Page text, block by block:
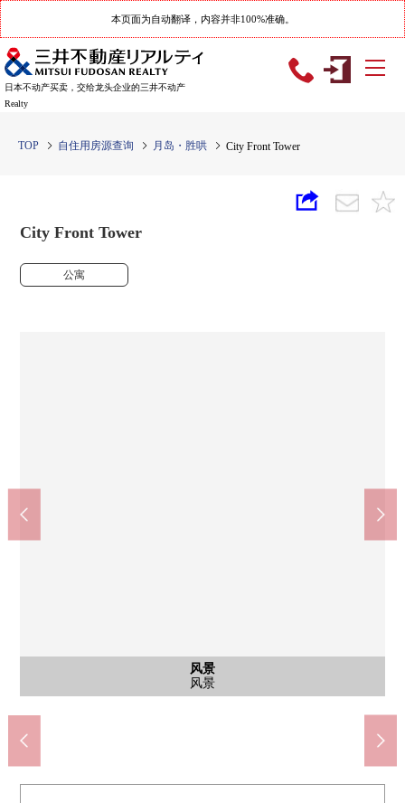
本页面为自动翻译，内容并非100%准确。
日本不动产买卖，交给龙头企业的三井不动产
Realty
TOP 自住用房源查询 月岛・胜哄 City Front Tower
City Front Tower
公寓
风景
风景
客厅
客厅
客厅
客厅
客厅
客厅
厨房
厨房
厨房
厨房
厨房
西式房间
约5.8张塌塌米西式房间
西式房间
约5.8张塌塌米西式房间
西式房间
约5.6张塌塌米西式房间
西式房间
约5.6张塌塌米西式房间
室内
约5.6张塌塌米西式房间
洗脸
洗脸
洗脸
公共汽车
公共汽车
厕所
厕所
门口
外观
风景
风景
风景
风景
风景
风景
风景
风景
风景
风景
外观
入口
外观
共有部分
共有部分
共有部分
共有部分
共有部分
院子
外观
共有部分
用地里面的风景
石川岛纪念医院(约320m)
步行4分钟。
邮局River城21(约290m)
步行4分钟。
NATURAL LAWSON佃2丁目商店(约390m)
步行5分钟。
中央区立佃岛小学(约210m)
步行3分钟。
中央区立佃中学(约110m)
步行2分钟